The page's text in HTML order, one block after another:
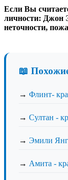
Если Вы
личности: Джон
неточности,
📖
→ Флинт-
→ Султан -
→ Эмили Янг
→ Амита -